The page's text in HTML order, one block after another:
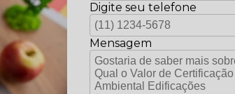
Digite seu telefone
Mensagem